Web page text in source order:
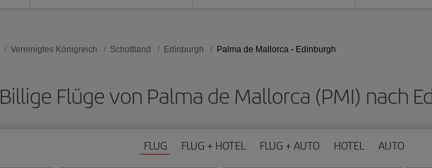
Vereinigtes Königreich Schottland Edinburgh Palma de Mallorca - Edinburgh
Billige Flüge von Palma de Mallorca (PMI) nach
FLUG FLUG + HOTEL FLUG + AUTO HOTEL AUTO